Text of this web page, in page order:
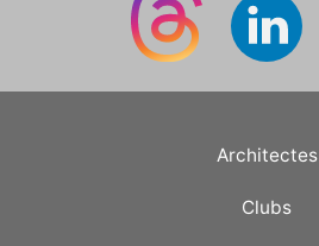
Architectes
Clubs